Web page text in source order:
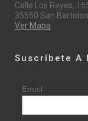
Calle Los Reyes,
35550 San
Ver Mapa
Suscríbete A
Email